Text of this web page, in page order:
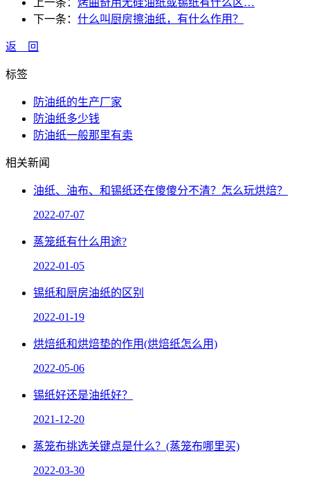
下一条： 什么叫厨房擦油纸，有什么作用？
返 回
标签
防油纸的生产厂家
防油纸多少钱
防油纸一般那里有卖
相关新闻
油纸、油布、和锡纸还在傻傻分不清？怎么玩烘焙？
2022-07-07
蒸笼纸有什么用途?
2022-01-05
锡纸和厨房油纸的区别
2022-01-19
烘焙纸和烘焙垫的作用(烘焙纸怎么用)
2022-05-06
锡纸好还是油纸好？
2021-12-20
蒸笼布挑选关键点是什么？(蒸笼布哪里买)
2022-03-30